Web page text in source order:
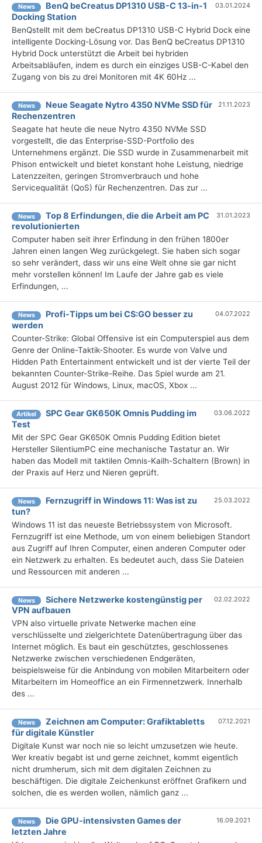
News
BenQ beCreatus DP1310 USB-C 13-in-1
Docking Station
03.01.2024
BenQstellt mit dem beCreatus DP1310 USB-C Hybrid Dock eine
intelligente Docking-Lösung vor. Das BenQ beCreatus DP1310
Hybrid Dock unterstützt die Arbeit bei hybriden
Arbeitsabläufen, indem es durch ein einziges USB-C-Kabel den
Zugang von bis zu drei Monitoren mit 4K 60Hz ...
News
Neue Seagate Nytro 4350 NVMe SSD für
Rechenzentren
21.11.2023
Seagate hat heute die neue Nytro 4350 NVMe SSD
vorgestellt, die das Enterprise-SSD-Portfolio des
Unternehmens ergänzt. Die SSD wurde in Zusammenarbeit mit
Phison entwickelt und bietet konstant hohe Leistung, niedrige
Latenzzeiten, geringen Stromverbrauch und hohe
Servicequalität (QoS) für Rechenzentren. Das zur ...
News
Top 8 Erfindungen, die die Arbeit am PC
revolutionierten
31.01.2023
Computer haben seit ihrer Erfindung in den frühen 1800er
Jahren einen langen Weg zurückgelegt. Sie haben sich sogar
so sehr verändert, dass wir uns eine Welt ohne sie gar nicht
mehr vorstellen können! Im Laufe der Jahre gab es viele
Erfindungen, ...
News
Profi-Tipps um bei CS:GO besser zu
werden
04.07.2022
Counter-Strike: Global Offensive ist ein Computerspiel aus dem
Genre der Online-Taktik-Shooter. Es wurde von Valve und
Hidden Path Entertainment entwickelt und ist der vierte Teil der
bekannten Counter-Strike-Reihe. Das Spiel wurde am 21.
August 2012 für Windows, Linux, macOS, Xbox ...
Artikel
SPC Gear GK650K Omnis Pudding im
Test
03.06.2022
Mit der SPC Gear GK650K Omnis Pudding Edition bietet
Hersteller SilentiumPC eine mechanische Tastatur an. Wir
haben das Modell mit taktilen Omnis-Kailh-Schaltern (Brown) in
der Praxis auf Herz und Nieren geprüft.
News
Fernzugriff in Windows 11: Was ist zu
tun?
25.03.2022
Windows 11 ist das neueste Betriebssystem von Microsoft.
Fernzugriff ist eine Methode, um von einem beliebigen Standort
aus Zugriff auf Ihren Computer, einen anderen Computer oder
ein Netzwerk zu erhalten. Es bedeutet auch, dass Sie Dateien
und Ressourcen mit anderen ...
News
Sichere Netzwerke kostengünstig per
VPN aufbauen
02.02.2022
VPN also virtuelle private Netwerke machen eine
verschlüsselte und zielgerichtete Datenübertragung über das
Internet möglich. Es baut ein geschütztes, geschlossenes
Netzwerke zwischen verschiedenen Endgeräten,
beispielsweise für die Anbindung von mobilen Mitarbeitern oder
Mitarbeitern im Homeoffice an ein Firmennetzwerk. Innerhalb
des ...
News
Zeichnen am Computer: Grafiktabletts
für digitale Künstler
07.12.2021
Digitale Kunst war noch nie so leicht umzusetzen wie heute.
Wer kreativ begabt ist und gerne zeichnet, kommt eigentlich
nicht drumherum, sich mit dem digitalen Zeichnen zu
beschäftigen. Die digitale Zeichenkunst eröffnet Grafikern und
solchen, die es werden wollen, nämlich ganz ...
News
Die GPU-intensivsten Games der
letzten Jahre
16.09.2021